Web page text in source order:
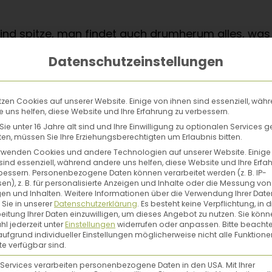
spitze, man findet auch drumherum alles,
zu den Kräutern selbst. Und mit dem Glossar
mich sehr viel mit Kräutern, aber ich habe
und Rezepturen sind sehr gut
Irene Hager
Irene Hager liebt das Leben im Rhythmus
auch den eigenen Garten zur
Den Sommer verbringt sie regelmäßig auf
Datenschutzeinstellungen
Cookies auf unserer Website. Einige von ihnen sind essenziell,
uns helfen, diese Website und Ihre Erfahrung zu verbessern.
unter 16 Jahre alt sind und Ihre Einwilligung zu optionalen Services
müssen Sie Ihre Erziehungsberechtigten um Erlaubnis bitten.
Cookies und andere Technologien auf unserer Website.
essenziell, während andere uns helfen, diese Website und Ihre
Personenbezogene Daten können verarbeitet werden (z. B. IP-
z. B. für personalisierte Anzeigen und Inhalte oder die Messung von
und Inhalten. Weitere Informationen über die Verwendung Ihrer
in unsererDatenschutzerklärung. Es besteht keine Verpflichtung, in
Ihrer Daten einzuwilligen, um dieses Angebot zu nutzen. Sie
jederzeit unterEinstellungen widerrufen oder anpassen. Bitte
individueller Einstellungen möglicherweise nicht alle
verfügbar sind.
verarbeiten personenbezogene Daten in den USA. Mit Ihrer